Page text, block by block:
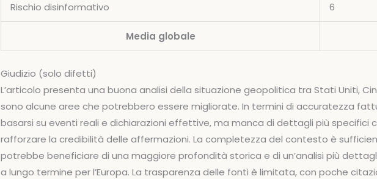
Rischio disinformativo 6
Media globale
Giudizio (solo difetti)
L’articolo presenta una buona analisi della situazione geopolitica tra Stati Uniti,
sono alcune aree che potrebbero essere migliorate. In termini di accuratezza
basarsi su eventi reali e dichiarazioni effettive, ma manca di dettagli più specifici
rafforzare la credibilità delle affermazioni. La completezza del contesto è
potrebbe beneficiare di una maggiore profondità storica e di un’analisi più
a lungo termine per l’Europa. La trasparenza delle fonti è limitata, con poche